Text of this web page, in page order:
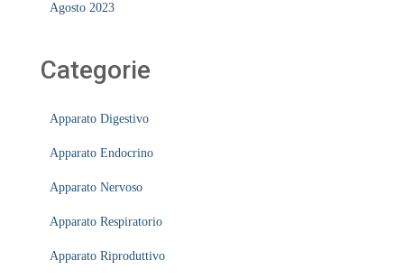
Agosto 2023
Categorie
Apparato Digestivo
Apparato Endocrino
Apparato Nervoso
Apparato Respiratorio
Apparato Riproduttivo